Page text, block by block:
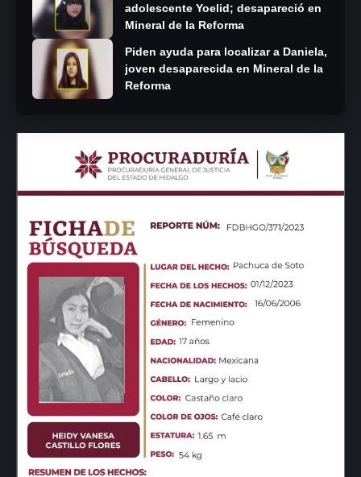
adolescente Yoelid; desapareció en
Mineral de la Reforma
Piden ayuda para localizar a Daniela,
joven desaparecida en Mineral de la
Reforma